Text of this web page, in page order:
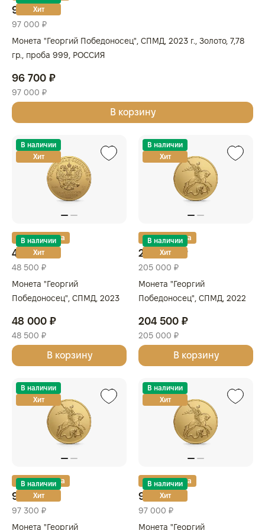
Хит
96 700 ₽
97 000 ₽
Монета "Георгий Победоносец", СПМД, 2023 г., Золото, 7,78
гр., проба 999, РОССИЯ
96 700 ₽
97 000 ₽
В корзину
В наличии
Хит
Золотая карта
В наличии
Хит
48 000 ₽
48 500 ₽
Монета "Георгий
Победоносец", СПМД, 2023
РОССИЯ
48 000 ₽
48 500 ₽
В корзину
В наличии
Хит
Золотая карта
В наличии
Хит
204 500 ₽
205 000 ₽
Монета "Георгий
Победоносец", СПМД, 2022
999, РОССИЯ
204 500 ₽
205 000 ₽
В корзину
В наличии
Хит
Золотая карта
В наличии
Хит
97 000 ₽
97 300 ₽
Монета "Георгий
В наличии
Хит
Золотая карта
В наличии
Хит
96 700 ₽
97 000 ₽
Монета "Георгий